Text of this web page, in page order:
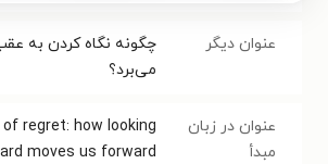
عنوان دیگر
چگونه نگاه کردن به
می‌برد؟
عنوان در زبان
مبدأ
regret: how looking
moves us forward